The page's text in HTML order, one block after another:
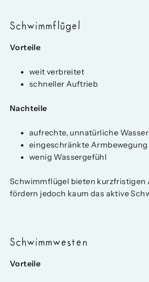
Schwimmflügel
Vorteile
weit verbreitet
schneller Auftrieb
Nachteile
aufrechte, unnatürliche
eingeschränkte Armbewegung
wenig Wassergefühl
Schwimmflügel bieten kurzfristigen
fördern jedoch kaum das aktive
Schwimmwesten
Vorteile